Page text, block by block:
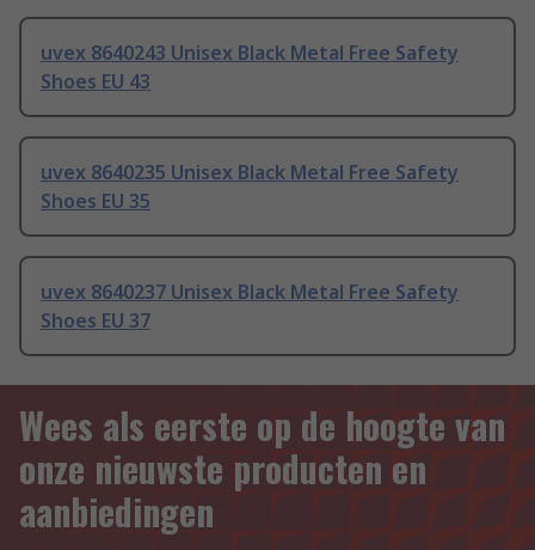
uvex 8640243 Unisex Black Metal Free Safety
Shoes EU 43
uvex 8640235 Unisex Black Metal Free Safety
Shoes EU 35
uvex 8640237 Unisex Black Metal Free Safety
Shoes EU 37
Wees als eerste op de hoogte van
onze nieuwste producten en
aanbiedingen